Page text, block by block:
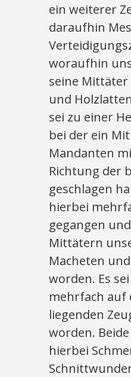
ein weiterer
daraufhin
woraufhin
seine Mittäter
und
sei zu einer
bei der ein
Mandanten
Richtung der
geschlagen
hierbei
gegangen
Mittätern
Macheten
worden. Es
mehrfach auf
liegenden
worden.
hierbei